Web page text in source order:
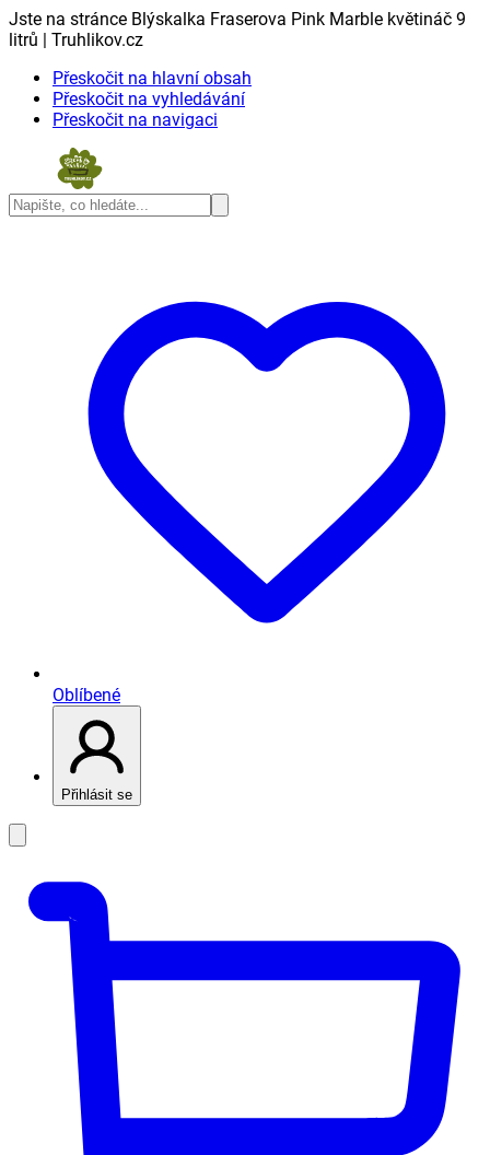
Jste na stránce Blýskalka Fraserova Pink Marble květináč 9
litrů | Truhlikov.cz
Přeskočit na hlavní obsah
Přeskočit na vyhledávání
Přeskočit na navigaci
Oblíbené
Přihlásit se